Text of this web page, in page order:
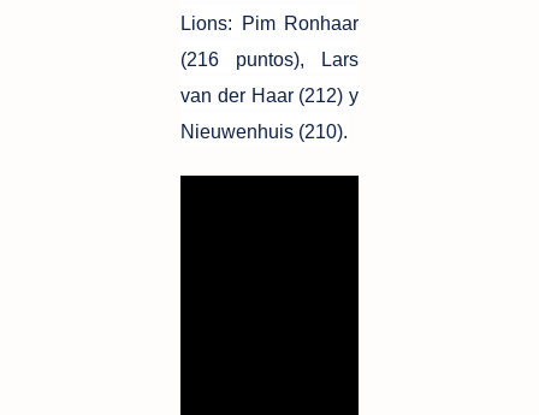
Lions: Pim Ronhaar
(216 puntos), Lars
van der Haar (212) y
Nieuwenhuis (210).